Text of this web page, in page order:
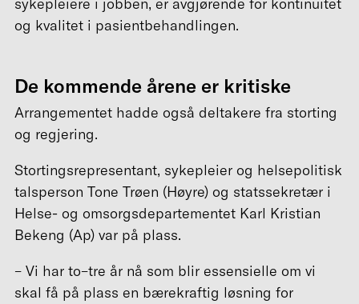
sykepleiere i jobben, er avgjørende for kontinuitet
og kvalitet i pasientbehandlingen.
De kommende årene er kritiske
Arrangementet hadde også deltakere fra storting
og regjering.
Stortingsrepresentant, sykepleier og helsepolitisk
talsperson Tone Trøen (Høyre) og statssekretær i
Helse- og omsorgsdepartementet Karl Kristian
Bekeng (Ap) var på plass.
– Vi har to–tre år nå som blir essensielle om vi
skal få på plass en bærekraftig løsning for